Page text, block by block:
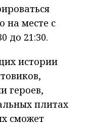
на месте с
до 21:30.
истории
героев,
плитах
сможет